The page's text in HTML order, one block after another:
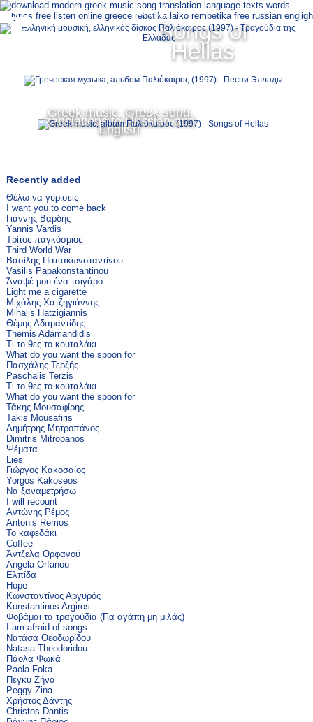
Songs of
Hellas
Greek music, Greek song
translations to Russian and
English
Ελληνικά
English
MENU
Recently added
Θέλω να γυρίσεις
I want you to come back
Γιάννης Βαρδής
Yannis Vardis
Τρίτος παγκόσμιος
Third World War
Βασίλης Παπακωνσταντίνου
Vasilis Papakonstantinou
Άναψέ μου ένα τσιγάρο
Light me a cigarette
Μιχάλης Χατζηγιάννης
Mihalis Hatzigiannis
Θέμης Αδαμαντίδης
Themis Adamandidis
Τι το θες το κουταλάκι
What do you want the spoon for
Πασχάλης Τερζής
Paschalis Terzis
Τι το θες το κουταλάκι
What do you want the spoon for
Τάκης Μουσαφίρης
Takis Mousafiris
Δημήτρης Μητροπάνος
Dimitris Mitropanos
Ψέματα
Lies
Γιώργος Κακοσαίος
Yorgos Kakoseos
Να ξαναμετρήσω
I will recount
Αντώνης Ρέμος
Antonis Remos
Το καφεδάκι
Coffee
Άντζελα Ορφανού
Angela Orfanou
Ελπίδα
Hope
Κωνσταντίνος Αργυρός
Konstantinos Argiros
Φοβάμαι τα τραγούδια (Για αγάπη μη μιλάς)
I am afraid of songs
Νατάσα Θεοδωρίδου
Natasa Theodoridou
Πάολα Φωκά
Paola Foka
Πέγκυ Ζήνα
Peggy Zina
Χρήστος Δάντης
Christos Dantis